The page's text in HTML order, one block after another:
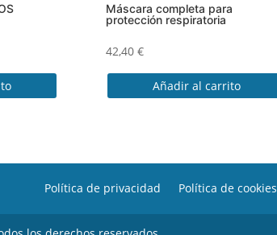
Máscara completa para
protección respiratoria
42,40 €
Añadir al carrito
Política de privacidad Política de cookies